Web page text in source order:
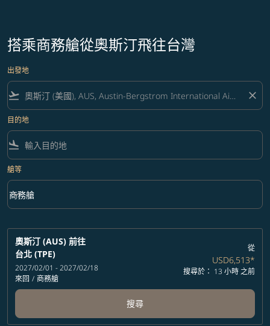
搭乘商務艙從奧斯汀飛往台灣
出發地
flight_takeoff close
目的地
flight_land
艙等
艙等 option 商務艙 Selected
商務艙
keyboard_arrow_down
奧斯汀 (AUS) 前往
台北 (TPE)
2027/02/01 - 2027/02/18
來回 / 商務艙
從
USD6,513*
搜尋於： 13 小時 之前
搜尋